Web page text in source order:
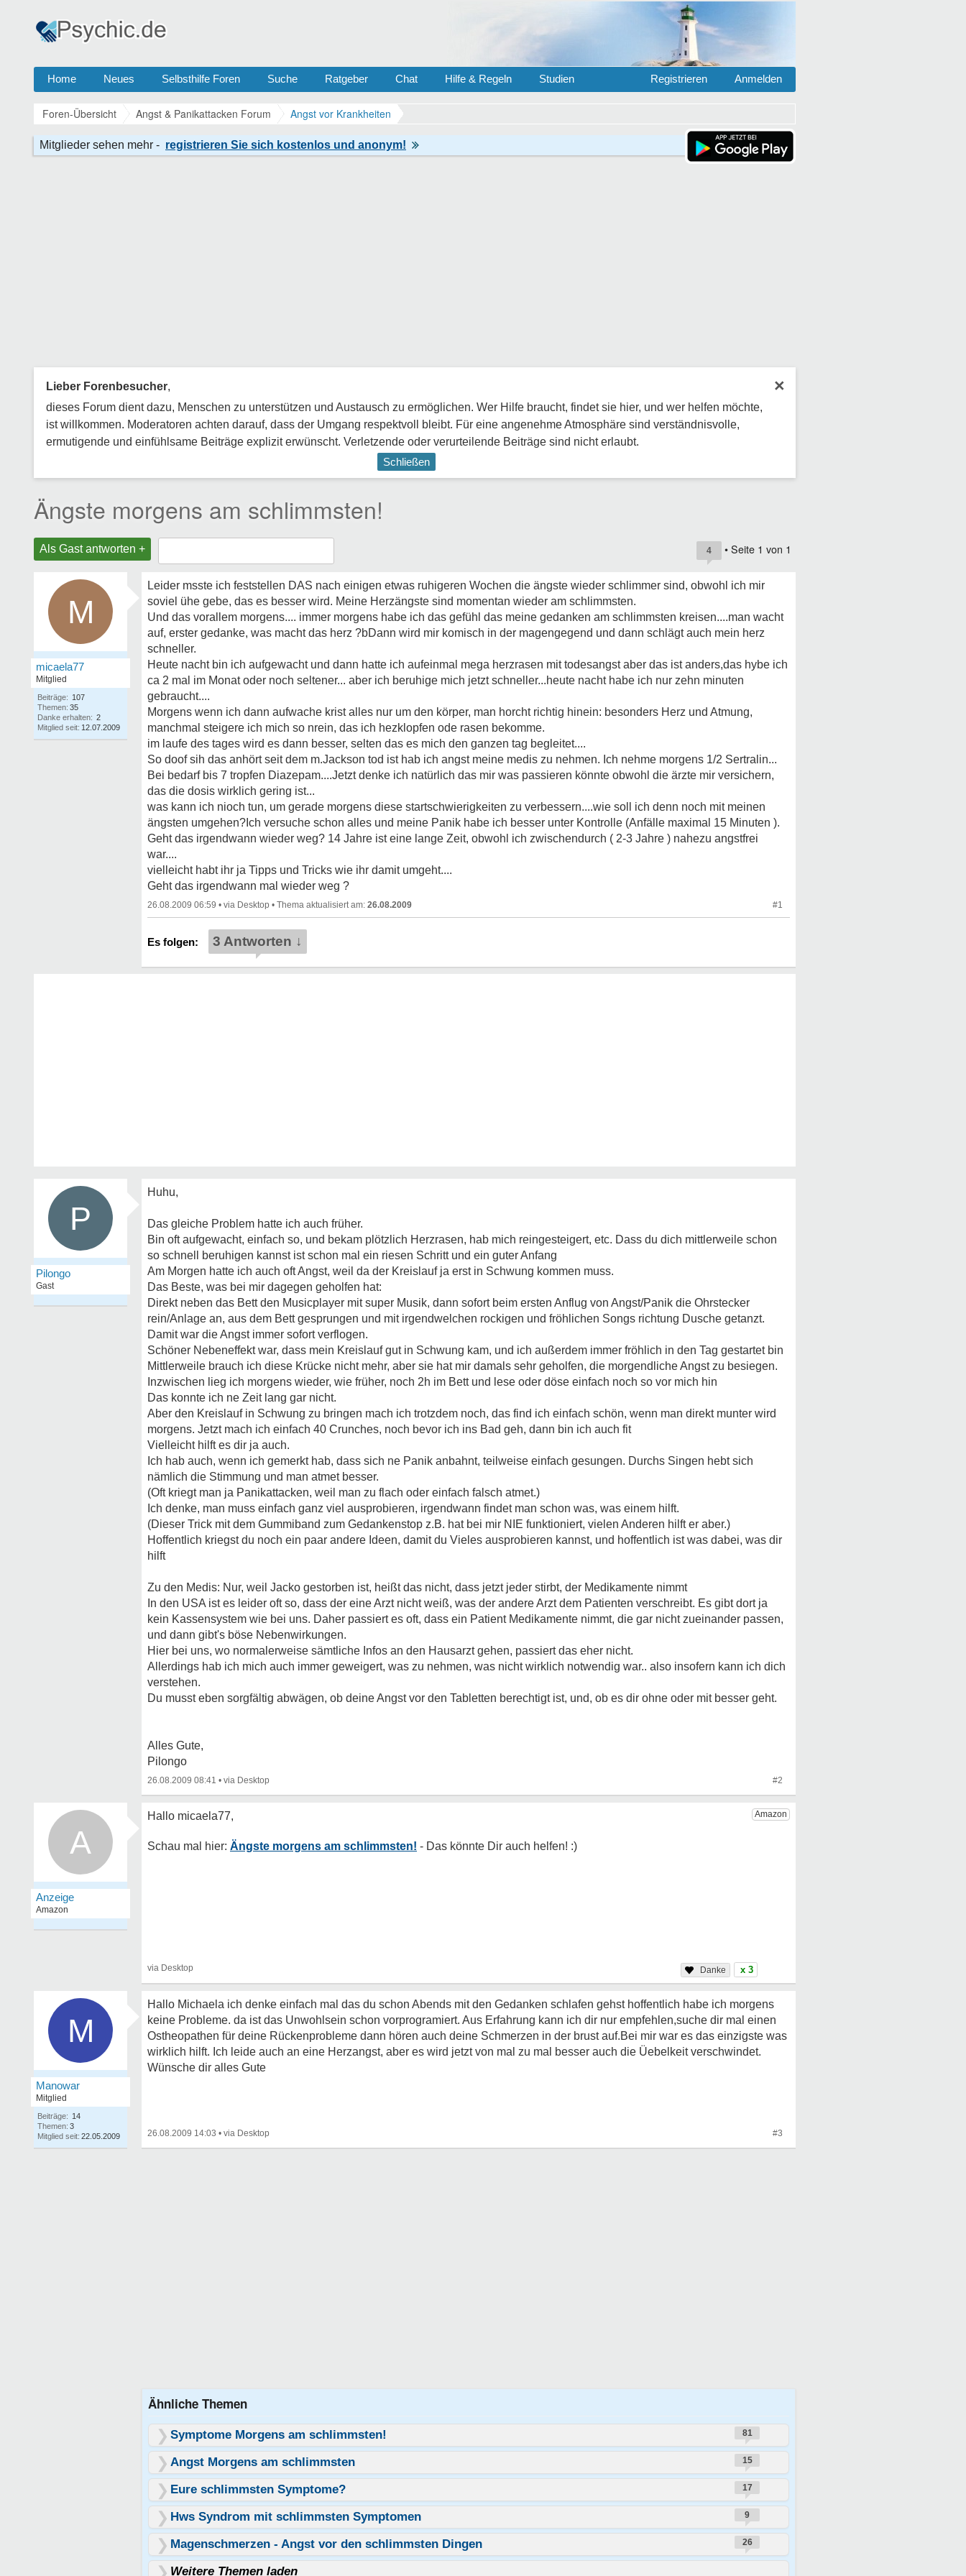
Home Neues Selbsthilfe Foren Suche Ratgeber Chat Hilfe & Regeln Studien Anmelden
Registrieren
Foren-Übersicht Angst & Panikattacken Forum Angst vor Krankheiten
×
Lieber Forenbesucher,
dieses Forum dient dazu, Menschen zu unterstützen und Austausch zu ermöglichen. Wer Hilfe braucht, findet sie hier, und wer helfen möchte,
ist willkommen. Moderatoren achten darauf, dass der Umgang respektvoll bleibt. Für eine angenehme Atmosphäre sind verständnisvolle,
ermutigende und einfühlsame Beiträge explizit erwünscht. Verletzende oder verurteilende Beiträge sind nicht erlaubt.
Schließen
Ängste morgens am schlimmsten!
Als Gast antworten + 4 • Seite 1 von 1
M
micaela77
Mitglied
Beiträge: 107
Themen: 35
Danke erhalten: 2
Mitglied seit: 12.07.2009
Leider msste ich feststellen DAS nach einigen etwas ruhigeren Wochen die ängste wieder schlimmer sind, obwohl ich mir
soviel ühe gebe, das es besser wird. Meine Herzängste sind momentan wieder am schlimmsten.
Und das vorallem morgens.... immer morgens habe ich das gefühl das meine gedanken am schlimmsten kreisen....man wacht
auf, erster gedanke, was macht das herz ?bDann wird mir komisch in der magengegend und dann schlägt auch mein herz
schneller.
Heute nacht bin ich aufgewacht und dann hatte ich aufeinmal mega herzrasen mit todesangst aber das ist anders,das hybe ich
ca 2 mal im Monat oder noch seltener... aber ich beruhige mich jetzt schneller...heute nacht habe ich nur zehn minuten
gebraucht....
Morgens wenn ich dann aufwache krist alles nur um den körper, man horcht richtig hinein: besonders Herz und Atmung,
manchmal steigere ich mich so nrein, das ich hezklopfen ode rasen bekomme.
im laufe des tages wird es dann besser, selten das es mich den ganzen tag begleitet....
So doof sih das anhört seit dem m.Jackson tod ist hab ich angst meine medis zu nehmen. Ich nehme morgens 1/2 Sertralin...
Bei bedarf bis 7 tropfen Diazepam....Jetzt denke ich natürlich das mir was passieren könnte obwohl die ärzte mir versichern,
das die dosis wirklich gering ist...
was kann ich nioch tun, um gerade morgens diese startschwierigkeiten zu verbessern....wie soll ich denn noch mit meinen
ängsten umgehen?Ich versuche schon alles und meine Panik habe ich besser unter Kontrolle (Anfälle maximal 15 Minuten ).
Geht das irgendwann wieder weg? 14 Jahre ist eine lange Zeit, obwohl ich zwischendurch ( 2-3 Jahre ) nahezu angstfrei
war....
vielleicht habt ihr ja Tipps und Tricks wie ihr damit umgeht....
Geht das irgendwann mal wieder weg ?
26.08.2009 06:59 • • 26.08.2009 #1
3 Antworten ↓
P
Pilongo
Gast
Huhu,
Das gleiche Problem hatte ich auch früher.
Bin oft aufgewacht, einfach so, und bekam plötzlich Herzrasen, hab mich reingesteigert, etc. Dass du dich mittlerweile schon
so schnell beruhigen kannst ist schon mal ein riesen Schritt und ein guter Anfang
Am Morgen hatte ich auch oft Angst, weil da der Kreislauf ja erst in Schwung kommen muss.
Das Beste, was bei mir dagegen geholfen hat:
Direkt neben das Bett den Musicplayer mit super Musik, dann sofort beim ersten Anflug von Angst/Panik die Ohrstecker
rein/Anlage an, aus dem Bett gesprungen und mit irgendwelchen rockigen und fröhlichen Songs richtung Dusche getanzt.
Damit war die Angst immer sofort verflogen.
Schöner Nebeneffekt war, dass mein Kreislauf gut in Schwung kam, und ich außerdem immer fröhlich in den Tag gestartet bin
Mittlerweile brauch ich diese Krücke nicht mehr, aber sie hat mir damals sehr geholfen, die morgendliche Angst zu besiegen.
Inzwischen lieg ich morgens wieder, wie früher, noch 2h im Bett und lese oder döse einfach noch so vor mich hin
Das konnte ich ne Zeit lang gar nicht.
Aber den Kreislauf in Schwung zu bringen mach ich trotzdem noch, das find ich einfach schön, wenn man direkt munter wird
morgens. Jetzt mach ich einfach 40 Crunches, noch bevor ich ins Bad geh, dann bin ich auch fit
Vielleicht hilft es dir ja auch.
Ich hab auch, wenn ich gemerkt hab, dass sich ne Panik anbahnt, teilweise einfach gesungen. Durchs Singen hebt sich
nämlich die Stimmung und man atmet besser.
(Oft kriegt man ja Panikattacken, weil man zu flach oder einfach falsch atmet.)
Ich denke, man muss einfach ganz viel ausprobieren, irgendwann findet man schon was, was einem hilft.
(Dieser Trick mit dem Gummiband zum Gedankenstop z.B. hat bei mir NIE funktioniert, vielen Anderen hilft er aber.)
Hoffentlich kriegst du noch ein paar andere Ideen, damit du Vieles ausprobieren kannst, und hoffentlich ist was dabei, was dir
hilft
Zu den Medis: Nur, weil Jacko gestorben ist, heißt das nicht, dass jetzt jeder stirbt, der Medikamente nimmt
In den USA ist es leider oft so, dass der eine Arzt nicht weiß, was der andere Arzt dem Patienten verschreibt. Es gibt dort ja
kein Kassensystem wie bei uns. Daher passiert es oft, dass ein Patient Medikamente nimmt, die gar nicht zueinander passen,
und dann gibt's böse Nebenwirkungen.
Hier bei uns, wo normalerweise sämtliche Infos an den Hausarzt gehen, passiert das eher nicht.
Allerdings hab ich mich auch immer geweigert, was zu nehmen, was nicht wirklich notwendig war.. also insofern kann ich dich
verstehen.
Du musst eben sorgfältig abwägen, ob deine Angst vor den Tabletten berechtigt ist, und, ob es dir ohne oder mit besser geht.
Alles Gute,
Pilongo
26.08.2009 08:41 • #2
A Ängste morgens am schlimmsten!
x 3
M
Manowar
Mitglied
Beiträge: 14
Themen: 3
Mitglied seit: 22.05.2009
Hallo Michaela ich denke einfach mal das du schon Abends mit den Gedanken schlafen gehst hoffentlich habe ich morgens
keine Probleme. da ist das Unwohlsein schon vorprogramiert. Aus Erfahrung kann ich dir nur empfehlen,suche dir mal einen
Ostheopathen für deine Rückenprobleme dann hören auch deine Schmerzen in der brust auf.Bei mir war es das einzigste was
wirklich hilft. Ich leide auch an eine Herzangst, aber es wird jetzt von mal zu mal besser auch die Üebelkeit verschwindet.
Wünsche dir alles Gute
26.08.2009 14:03 • #3
Ähnliche Themen
Symptome Morgens am schlimmsten! 81
Angst Morgens am schlimmsten 15
Eure schlimmsten Symptome? 17
Hws Syndrom mit schlimmsten Symptomen 9
Magenschmerzen - Angst vor den schlimmsten Dingen 26
Weitere Themen laden